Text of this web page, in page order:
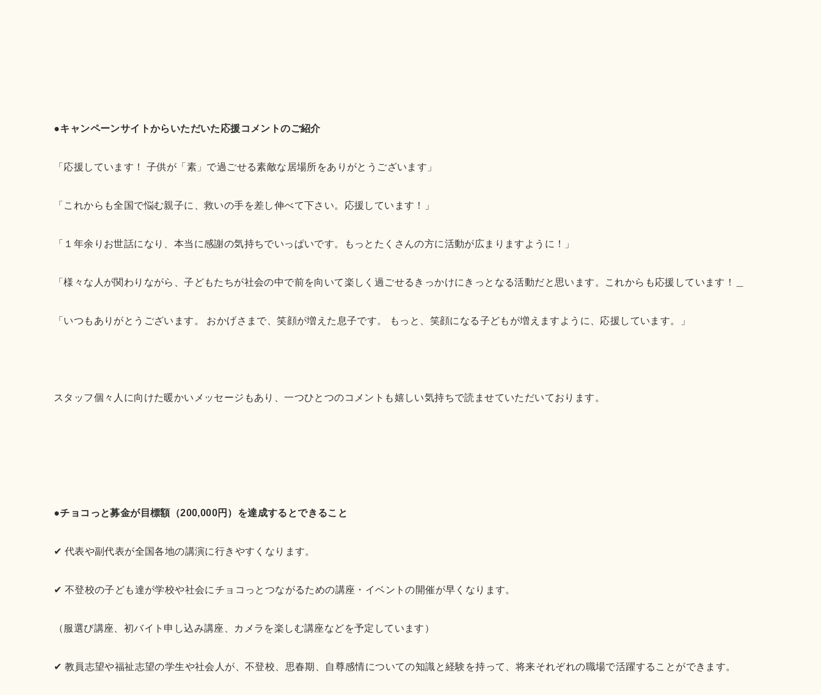
●キャンペーンサイトからいただいた応援コメントのご紹介
「応援しています！ 子供が「素」で過ごせる素敵な居場所をありがとうございます」
「これからも全国で悩む親子に、救いの手を差し伸べて下さい。応援しています！」
「１年余りお世話になり、本当に感謝の気持ちでいっぱいです。もっとたくさんの方に活動が広まりますように！」
「様々な人が関わりながら、子どもたちが社会の中で前を向いて楽しく過ごせるきっかけにきっとなる活動だと思います。これからも応援しています！＿
「いつもありがとうございます。 おかげさまで、笑顔が増えた息子です。 もっと、笑顔になる子どもが増えますように、応援しています。」
スタッフ個々人に向けた暖かいメッセージもあり、一つひとつのコメントも嬉しい気持ちで読ませていただいております。
●チョコっと募金が目標額（200,000円）を達成するとできること
✔︎ 代表や副代表が全国各地の講演に行きやすくなります。
✔︎ 不登校の子ども達が学校や社会にチョコっとつながるための講座・イベントの開催が早くなります。
（服選び講座、初バイト申し込み講座、カメラを楽しむ講座などを予定しています）
✔︎ 教員志望や福祉志望の学生や社会人が、不登校、思春期、自尊感情についての知識と経験を持って、将来それぞれの職場で活躍することができます。